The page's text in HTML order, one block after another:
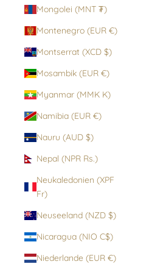
Mongolei (MNT ₮)
Montenegro (EUR €)
Montserrat (XCD $)
Mosambik (EUR €)
Myanmar (MMK K)
Namibia (EUR €)
Nauru (AUD $)
Nepal (NPR Rs.)
Neukaledonien (XPF
Fr)
Neuseeland (NZD $)
Nicaragua (NIO C$)
Niederlande (EUR €)